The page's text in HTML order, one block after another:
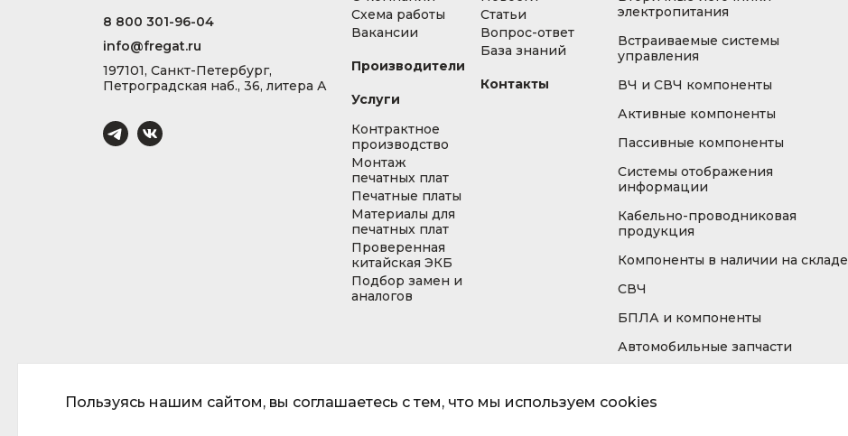
Пользуясь нашим сайтом, вы соглашаетесь с тем, что мы используем cookies
8 800 301-96-04
info@fregat.ru
197101, Санкт-Петербург,
Петроградская наб., 36, литера А
Схема работы
Вакансии
Производители
Услуги
Контрактное
производство
Монтаж
печатных плат
Печатные платы
Материалы для
печатных плат
Проверенная
китайская ЭКБ
Подбор замен и
аналогов
Статьи
Вопрос-ответ
База знаний
Контакты
электропитания
Встраиваемые системы
управления
ВЧ и СВЧ компоненты
Активные компоненты
Пассивные компоненты
Системы отображения
информации
Кабельно-проводниковая
продукция
Компоненты в наличии на складе
СВЧ
БПЛА и компоненты
Автомобильные запчасти